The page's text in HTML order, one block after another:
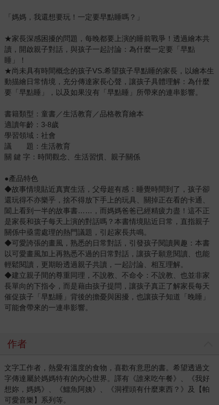
「媽媽，我還想要玩！一定要早點睡嗎？」
★家長深感困擾的問題，每晚都要上演的睡前戰爭！透過繪本共
讀，開啟親子對話，與孩子一起討論：為什麼一定要「早點
睡」！
★尚未具有時間概念的孩子VS.希望孩子早點睡的家長，以繪本生
動描繪日常情境，充分傳達家長心聲，讓孩子具體理解：為什麼
要「早點睡」，以及如果沒有「早點睡」所帶來的連串影響。
書籍類型：童書／生活教育／品格教育繪本
適讀年齡：3-8歲
學習領域：社會
議 題：生活教育
關 鍵 字：時間觀念、生活習慣、親子關係
●產品特色
◆故事情境貼近真實生活，父母超有感：睡覺時間到了，孩子卻
還玩得不亦樂乎，捨不得放下手上的玩具、關掉正在看的卡通、
闔上看到一半的故事書……，而媽媽爸爸已經精疲力盡！這不正
是家長和孩子每天上演的對話嗎？本書情境貼近日常，直指親子
關係中亟需處理的熱門議題，引起家長共鳴。
◆可愛誇張的畫風，熟悉的日常對話，引發孩子閱讀興趣：本書
以可愛畫風加上再熟悉不過的日常對話，讓孩子願意閱讀、也能
輕鬆閱讀，更期盼透過親子共讀，一起討論、相互理解。
◆建立親子間的尊重同理，不說教、不命令：不說教、也並非家
長單向的下指令，而是藉由孩子提問，讓孩子真正了解家長每天
催促孩子「早點睡」背後的擔憂與困擾，也讓孩子知道「晚睡」
可能會帶來的一連串影響。
作者
文字工作者，熱愛有溫度的食物，喜歡有意思的書。希望透過文
字傳達屬於媽媽特有的內心世界。譯有《誰來吃午餐》、《我好
想妳，媽媽》、《鱷魚阿姨》、《洞裡頭有什麼東西？》及【帕
可愛音樂】系列等。